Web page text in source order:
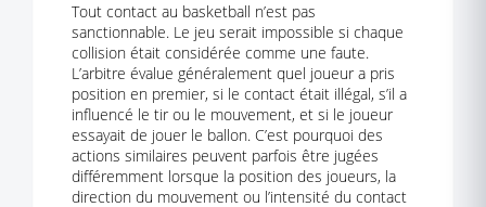
Tout contact au basketball n’est pas
sanctionnable. Le jeu serait impossible si chaque
collision était considérée comme une faute.
L’arbitre évalue généralement quel joueur a pris
position en premier, si le contact était illégal, s’il a
influencé le tir ou le mouvement, et si le joueur
essayait de jouer le ballon. C’est pourquoi des
actions similaires peuvent parfois être jugées
différemment lorsque la position des joueurs, la
direction du mouvement ou l’intensité du contact